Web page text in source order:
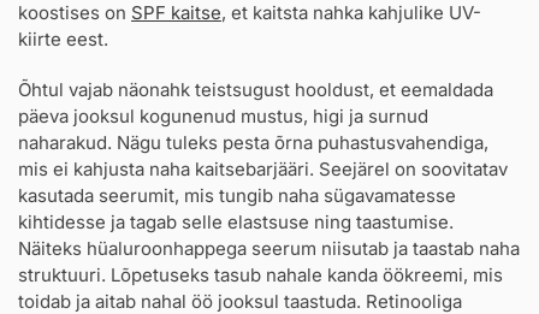
koostises on SPF kaitse, et kaitsta nahka kahjulike UV-
kiirte eest.
Õhtul vajab näonahk teistsugust hooldust, et eemaldada
päeva jooksul kogunenud mustus, higi ja surnud
naharakud. Nägu tuleks pesta õrna puhastusvahendiga,
mis ei kahjusta naha kaitsebarjääri. Seejärel on soovitatav
kasutada seerumit, mis tungib naha sügavamatesse
kihtidesse ja tagab selle elastsuse ning taastumise.
Näiteks hüaluroonhappega seerum niisutab ja taastab naha
struktuuri. Lõpetuseks tasub nahale kanda öökreemi, mis
toidab ja aitab nahal öö jooksul taastuda. Retinooliga